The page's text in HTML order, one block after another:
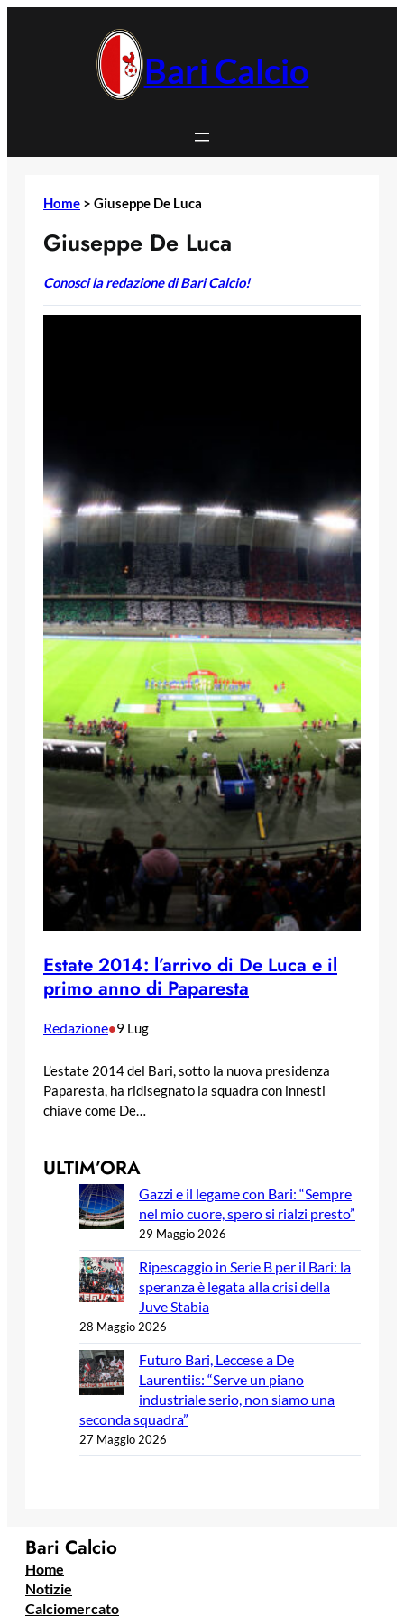
Bari Calcio
Home > Giuseppe De Luca
Giuseppe De Luca
Conosci la redazione di Bari Calcio!
Estate 2014: l’arrivo di De Luca e il
primo anno di Paparesta
Redazione•9 Lug
L’estate 2014 del Bari, sotto la nuova presidenza
Paparesta, ha ridisegnato la squadra con innesti
chiave come De…
ULTIM’ORA
Gazzi e il legame con Bari: “Sempre
nel mio cuore, spero si rialzi presto”
29 Maggio 2026
Ripescaggio in Serie B per il Bari: la
speranza è legata alla crisi della
Juve Stabia
28 Maggio 2026
Futuro Bari, Leccese a De
Laurentiis: “Serve un piano
industriale serio, non siamo una
seconda squadra”
27 Maggio 2026
Bari Calcio
Home
Notizie
Calciomercato